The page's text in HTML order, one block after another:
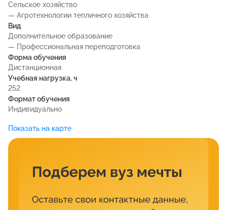
Сельское хозяйство
— Агротехнологии тепличного хозяйства
Вид
Дополнительное образование
— Профессиональная переподготовка
Форма обучения
Дистанционная
Учебная нагрузка, ч
252
Формат обучения
Индивидуально
Показать на карте